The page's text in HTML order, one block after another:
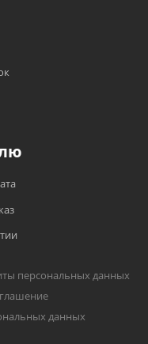
персональных данных
данных